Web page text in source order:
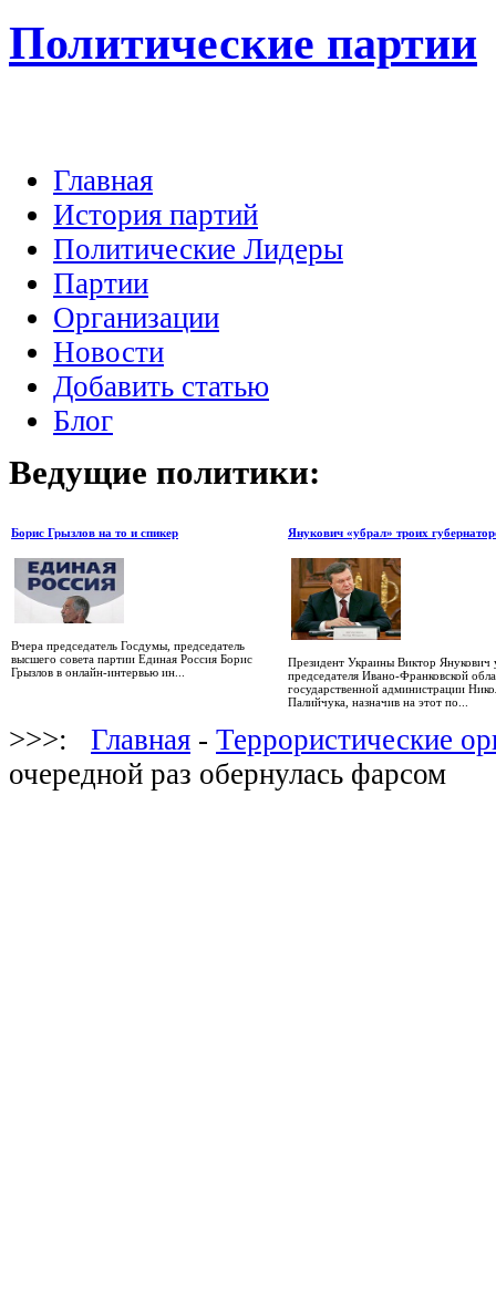
Политические партии
Главная
История партий
Политические Лидеры
Партии
Организации
Новости
Добавить статью
Блог
Ведущие политики:
Борис Грызлов на то и спикер
Вчера председатель Госдумы, председатель
высшего совета партии Единая Россия Борис
Грызлов в онлайн-интервью ин...
Янукович «убрал» троих
Президент Украины Виктор Янукович
председателя Ивано-Франковской
государственной администрации
Палийчука, назначив на этот по...
>>>: Главная - Террористические
очередной раз обернулась фарсом